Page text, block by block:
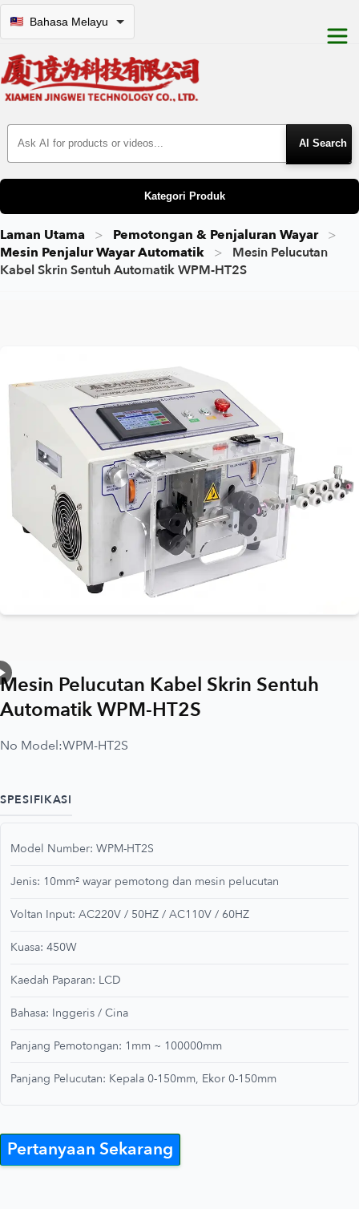
Bahasa Melayu
Search Products
Kategori Produk
Laman Utama
Pemotongan & Penjaluran Wayar
Mesin Penjalur Wayar Automatik
Mesin Pelucutan
Kabel Skrin Sentuh Automatik WPM-HT2S
Mesin Pelucutan Kabel Skrin Sentuh
Automatik WPM-HT2S
No Model:WPM-HT2S
SPESIFIKASI
Model Number: WPM-HT2S
Jenis: 10mm² wayar pemotong dan mesin pelucutan
Voltan Input: AC220V / 50HZ / AC110V / 60HZ
Kuasa: 450W
Kaedah Paparan: LCD
Bahasa: Inggeris / Cina
Panjang Pemotongan: 1mm ~ 100000mm
Panjang Pelucutan: Kepala 0-150mm, Ekor 0-150mm
Pertanyaan Sekarang